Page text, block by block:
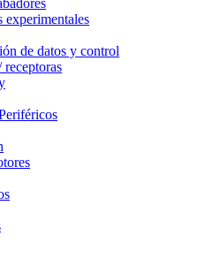
experimentales
de datos y control
receptoras